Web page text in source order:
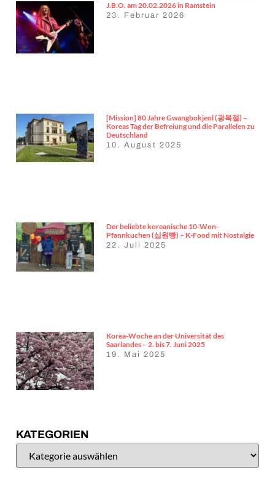
J.B.O. am 20.02.2026 in Ramstein
23. Februar 2026
[Mission] 80 Jahre Gwangbokjeol (광복절) –
Koreas Tag der Befreiung und die Parallelen zu
Deutschland
10. August 2025
Der beliebte koreanische 10-Won-
Pfannkuchen (십원빵) – K-Food mit Nostalgie
22. Juli 2025
Korea-Woche an der Universität des
Saarlandes – 2. bis 7. Juni 2025
19. Mai 2025
KATEGORIEN